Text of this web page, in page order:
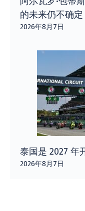
的未来仍不确定
2026年8月7日
泰国是 2027 年
2026年8月7日